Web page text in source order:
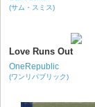
(サム・スミス)
Love Runs Out
OneRepublic
(ワンリパブリック)